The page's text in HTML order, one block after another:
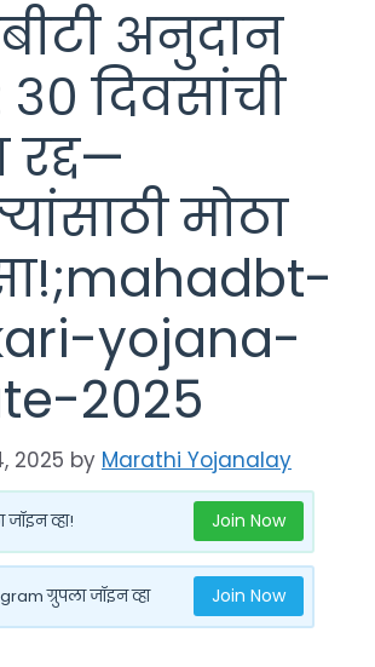
अनुदान
दिवसांची
रद्द—
मोठा
yojana-
2025
2025 by Marathi Yojanalay
जॉइन व्हा! Join Now
ग्रुपला जॉइन व्हा Join Now